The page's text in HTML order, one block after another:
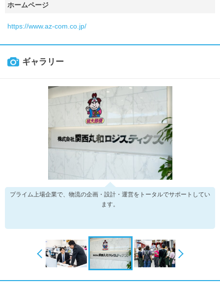
ホームページ
https://www.az-com.co.jp/
ギャラリー
プライム上場企業で、物流の企画・設計・運営をトータルでサポートしてい
ます。